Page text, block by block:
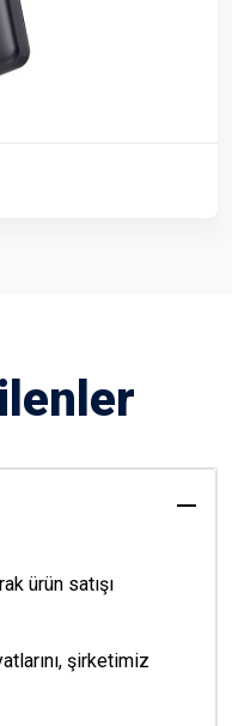
ürün satışı
şirketimiz